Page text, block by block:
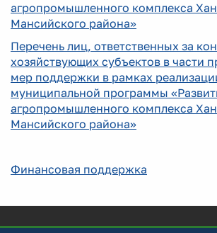
агропромышленного комплекса
Мансийского района»
Перечень лиц, ответственных за
хозяйствующих субъектов в части
мер поддержки в рамках
муниципальной программы
агропромышленного комплекса
Мансийского района»
Финансовая поддержка